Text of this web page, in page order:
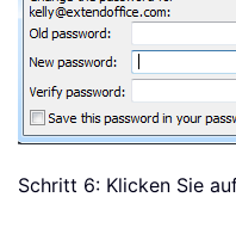
Schritt 6: Klicken Sie